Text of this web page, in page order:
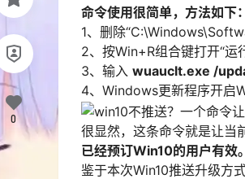
命令使用很简单，方法如下：
1、删除
2、按Win+R组合键打开“运
3、输入 wuauclt.exe /
4、Windows更新程序开启
很显然，这条命令就是让当
已经预订Win10的用户有效。
鉴于本次Win10推送升级方
0